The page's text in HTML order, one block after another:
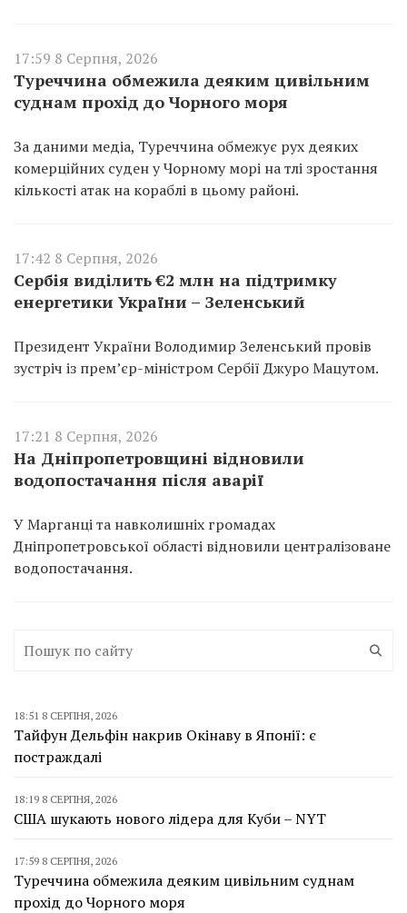
17:59 8 Серпня, 2026
Туреччина обмежила деяким цивільним
суднам прохід до Чорного моря
За даними медіа, Туреччина обмежує рух деяких
комерційних суден у Чорному морі на тлі зростання
кількості атак на кораблі в цьому районі.
17:42 8 Серпня, 2026
Сербія виділить €2 млн на підтримку
енергетики України – Зеленський
Президент України Володимир Зеленський провів
зустріч із прем’єр-міністром Сербії Джуро Мацутом.
17:21 8 Серпня, 2026
На Дніпропетровщині відновили
водопостачання після аварії
У Марганці та навколишніх громадах
Дніпропетровської області відновили централізоване
водопостачання.
18:51 8 СЕРПНЯ, 2026
Тайфун Дельфін накрив Окінаву в Японії: є
постраждалі
18:19 8 СЕРПНЯ, 2026
США шукають нового лідера для Куби – NYT
17:59 8 СЕРПНЯ, 2026
Туреччина обмежила деяким цивільним суднам
прохід до Чорного моря